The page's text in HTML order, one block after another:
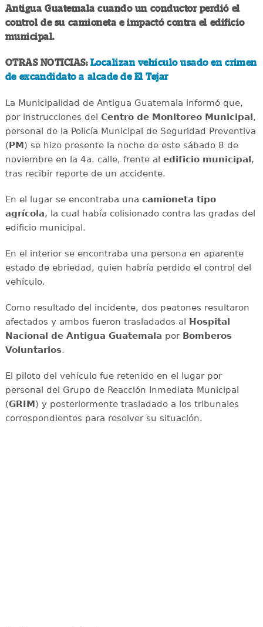
Antigua Guatemala cuando un conductor perdió el
control de su camioneta e impactó contra el edificio
municipal.
OTRAS NOTICIAS: Localizan vehículo usado en crimen
de excandidato a alcade de El Tejar
La Municipalidad de Antigua Guatemala informó que,
por instrucciones del Centro de Monitoreo Municipal,
personal de la Policía Municipal de Seguridad Preventiva
(PM) se hizo presente la noche de este sábado 8 de
noviembre en la 4a. calle, frente al edificio municipal,
tras recibir reporte de un accidente.
En el lugar se encontraba una camioneta tipo
agrícola, la cual había colisionado contra las gradas del
edificio municipal.
En el interior se encontraba una persona en aparente
estado de ebriedad, quien habría perdido el control del
vehículo.
Como resultado del incidente, dos peatones resultaron
afectados y ambos fueron trasladados al Hospital
Nacional de Antigua Guatemala por Bomberos
Voluntarios.
El piloto del vehículo fue retenido en el lugar por
personal del Grupo de Reacción Inmediata Municipal
(GRIM) y posteriormente trasladado a los tribunales
correspondientes para resolver su situación.